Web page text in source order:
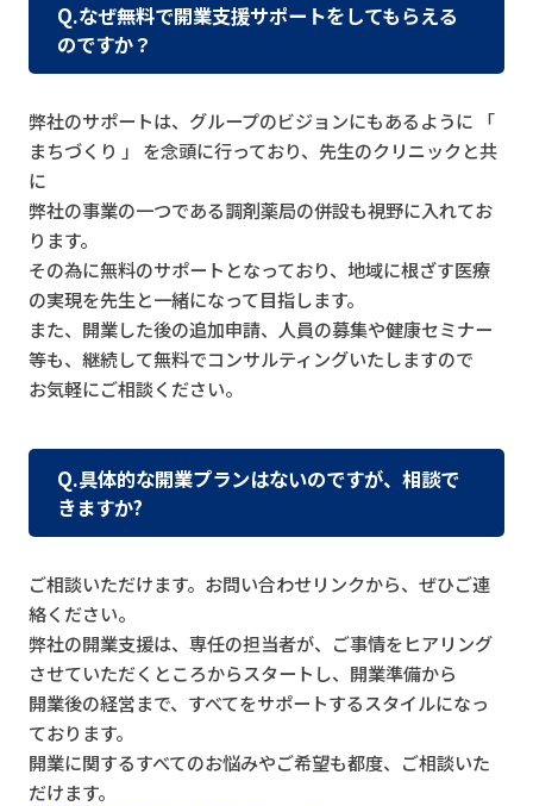
Q.なぜ無料で開業支援サポートをしてもらえる
のですか？
弊社のサポートは、グループのビジョンにもあるように 「
まちづくり 」 を念頭に行っており、先生のクリニックと共
に
弊社の事業の一つである調剤薬局の併設も視野に入れてお
ります。
その為に無料のサポートとなっており、地域に根ざす医療
の実現を先生と一緒になって目指します。
また、開業した後の追加申請、人員の募集や健康セミナー
等も、継続して無料でコンサルティングいたしますので
お気軽にご相談ください。
Q.具体的な開業プランはないのですが、相談で
きますか?
ご相談いただけます。お問い合わせリンクから、ぜひご連
絡ください。
弊社の開業支援は、専任の担当者が、ご事情をヒアリング
させていただくところからスタートし、開業準備から
開業後の経営まで、すべてをサポートするスタイルになっ
ております。
開業に関するすべてのお悩みやご希望も都度、ご相談いた
だけます。